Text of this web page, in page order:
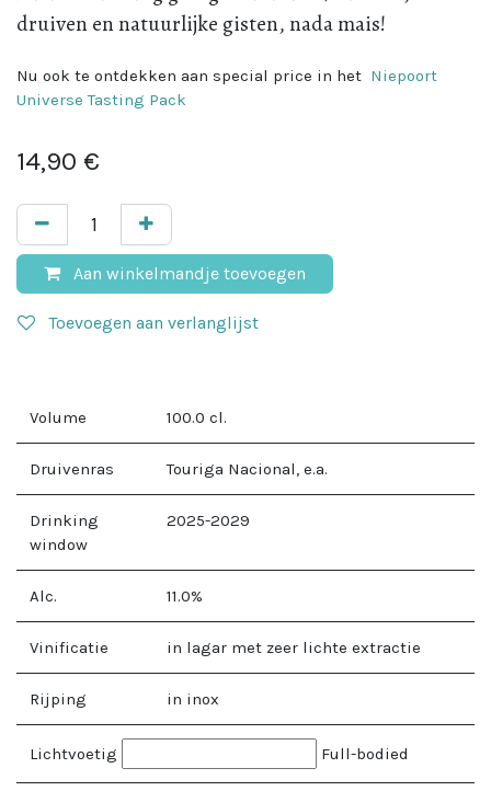
druiven en natuurlijke gisten, nada mais!
Nu ook te ontdekken aan special price in het Niepoort
Universe Tasting Pack
14,90 €
Aan winkelmandje toevoegen
Toevoegen aan verlanglijst
Volume 100.0 cl.
Druivenras Touriga Nacional, e.a.
Drinking
window
2025-2029
Alc. 11.0%
Vinificatie in lagar met zeer lichte extractie
Rijping in inox
Lichtvoetig Full-bodied